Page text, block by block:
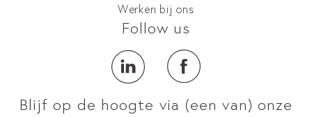
Werken bij ons
Follow us
Blijf op de hoogte via (een van) onze